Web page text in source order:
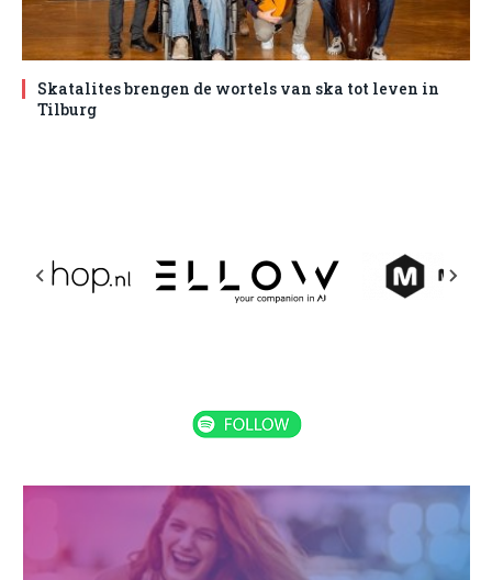
Skatalites brengen de wortels van ska tot leven in
Tilburg